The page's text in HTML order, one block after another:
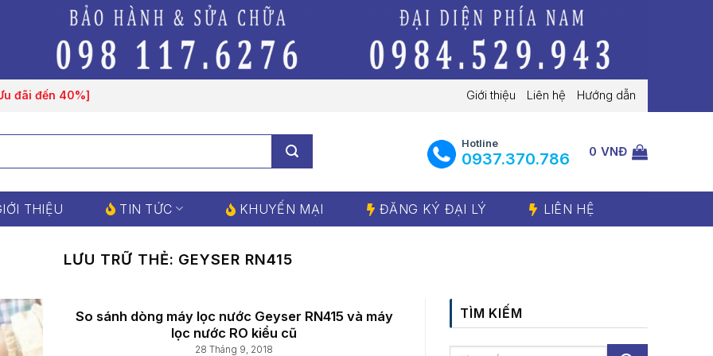
đãi đến 40%] Giới thiệu Liên hệ Hướng dẫn
Hotline
‭0937.370.786‬ 0 VNĐ
THIỆU TIN TỨC KHUYẾN MẠI ĐĂNG KÝ ĐẠI LÝ LIÊN HỆ
LƯU TRỮ THẺ: GEYSER RN415
So sánh dòng máy lọc nước Geyser RN415 và máy
lọc nước RO kiểu cũ
28 Tháng 9, 2018
TÌM KIẾM